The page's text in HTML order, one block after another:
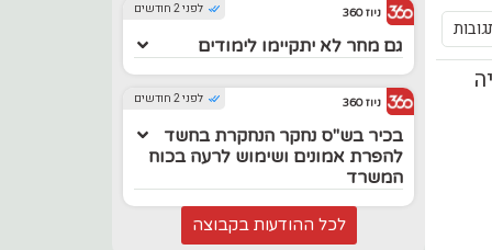
לפני 2 חודשים ניוז 360
גם מחר לא יתקיימו לימודים
לפני 2 חודשים ניוז 360
בכיר בש"ס נחקר הנחקרת בחשד
להפרת אמונים ושימוש לרעה בכוח
המשרד
לכל ההודעות בקבוצה